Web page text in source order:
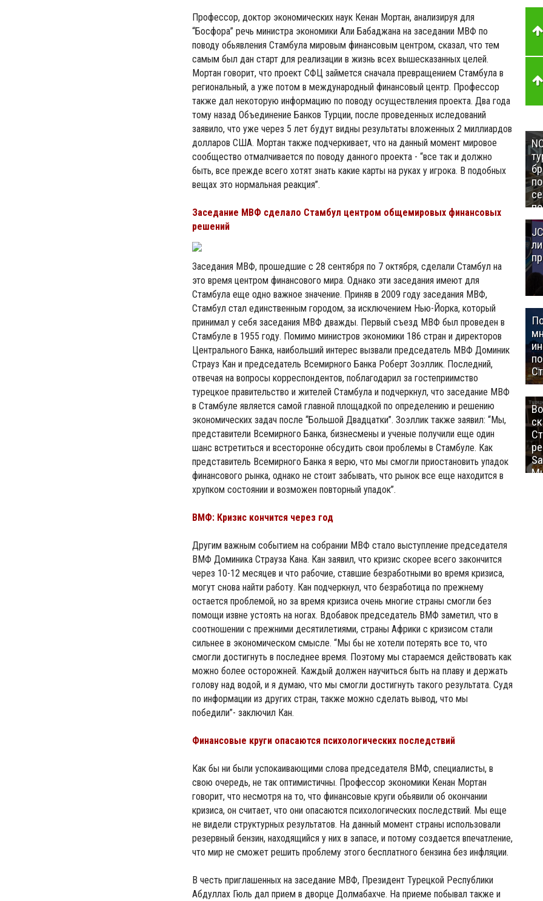
Профессор, доктор экономических наук Кенан Мортан, анализируя для
“Босфора” речь министра экономики Али Бабаджана на заседании МВФ по
поводу обьявления Стамбула мировым финансовым центром, сказал, что тем
самым был дан старт для реализации в жизнь всех вышесказанных целей.
Мортан говорит, что проект СФЦ займется сначала превращением Стамбула в
региональный, а уже потом в международный финансовый центр. Профессор
также дал некоторую информацию по поводу осуществления проекта. Два года
тому назад Объединение Банков Турции, после проведенных иследований
заявило, что уже через 5 лет будут видны результаты вложенных 2 миллиардов
долларов США. Мортан также подчеркивает, что на данный момент мировое
сообщество отмалчивается по поводу данного проекта - “все так и должно
быть, все прежде всего хотят знать какие карты на руках у игрока. В подобных
вещах это нормальная реакция”.
Заседание МВФ сделало Стамбул центром общемировых финансовых
решений
Заседания МВФ, прошедшие с 28 сентября по 7 октября, сделали Стамбул на
это время центром финансового мира. Однако эти заседания имеют для
Стамбула еще одно важное значение. Приняв в 2009 году заседания МВФ,
Стамбул стал единственным городом, за исключением Нью-Йорка, который
принимал у себя заседания МВФ дважды. Первый съезд МВФ был проведен в
Стамбуле в 1955 году. Помимо министров экономики 186 стран и директоров
Центрального Банка, наибольший интерес вызвали председатель МВФ Доминик
Страуз Кан и председатель Всемирного Банка Роберт Зоэллик. Последний,
отвечая на вопросы корреспондентов, поблагодарил за гостеприимство
турецкое правительство и жителей Стамбула и подчеркнул, что заседание МВФ
в Стамбуле является самой главной площадкой по определению и решению
экономических задач после “Большой Двадцатки”. Зоэллик также заявил: “Мы,
представители Всемирного Банка, бизнесмены и ученые получили еще один
шанс встретиться и всесторонне обсудить свои проблемы в Стамбуле. Как
представитель Всемирного Банка я верю, что мы смогли приостановить упадок
финансового рынка, однако не стоит забывать, что рынок все еще находится в
хрупком состоянии и возможен повторный упадок”.
ВМФ: Кризис кончится через год
Другим важным событием на собрании МВФ стало выступление председателя
ВМФ Доминика Страуза Кана. Кан заявил, что кризис скорее всего закончится
через 10-12 месяцев и что рабочие, ставшие безработными во время кризиса,
могут снова найти работу. Кан подчеркнул, что безработица по прежнему
остается проблемой, но за время кризиса очень многие страны смогли без
помощи извне устоять на ногах. Вдобавок председатель ВМФ заметил, что в
соотношении с прежними десятилетиями, страны Африки с кризисом стали
сильнее в экономическом смысле. “Мы бы не хотели потерять все то, что
смогли достигнуть в последнее время. Поэтому мы стараемся действовать как
можно более осторожней. Каждый должен научиться быть на плаву и держать
голову над водой, и я думаю, что мы смогли достигнуть такого результата. Судя
по информации из других стран, также можно сделать вывод, что мы
победили”- заключил Кан.
Финансовые круги опасаются психологических последствий
Как бы ни были успокаивающими слова председателя ВМФ, специалисты, в
свою очередь, не так оптимистичны. Профессор экономики Кенан Мортан
говорит, что несмотря на то, что финансовые круги обьявили об окончании
кризиса, он считает, что они опасаются психологических последствий. Мы еще
не видели структурных результатов. На данный момент страны использовали
резервный бензин, находящийся у них в запасе, и потому создается впечатление,
что мир не сможет решить проблему этого бесплатного бензина без инфляции.
В честь приглашенных на заседание МВФ, Президент Турецкой Республики
Абдуллах Гюль дал прием в дворце Долмабахче. На приеме побывал также и